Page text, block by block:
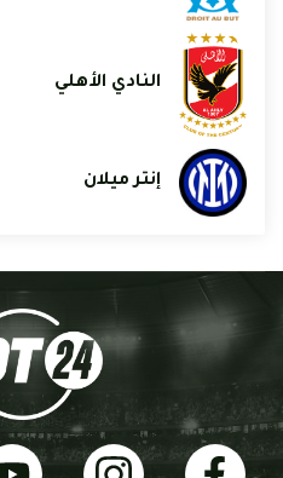
النادي الأهلي
إنتر ميلان